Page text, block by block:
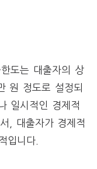
도는 대출자의 상
원 정도로 설정되
일시적인 경제적
, 대출자가 경제적
입니다.